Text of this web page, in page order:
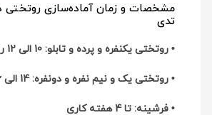
مشخصات و زمان آماده‌سازی
تدی
• روتختی یکنفره و پرده و تابلو: 10 الی 12 روز کاری
• روتختی یک و نیم نفره و دونفره: 14 الی 16 روز کاری
• فرشینه: تا 4 هفته کاری